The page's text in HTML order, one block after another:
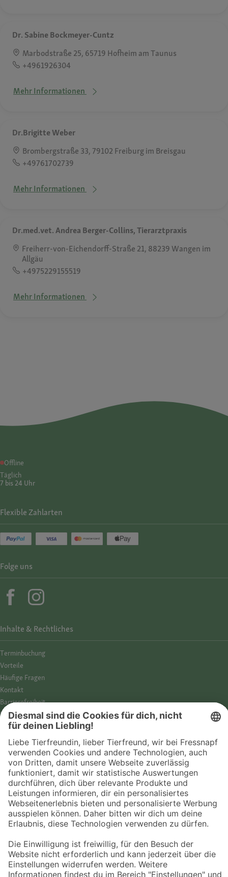
Dr. Sabine Bockmeyer-Cuntz
Marbodstraße 25, 65719 Hofheim am Taunus
+4961926304
Mehr Informationen
Dr.Brigitte Weber
Brombergstraße 33, 79102 Freiburg im Breisgau
+49761702739
Mehr Informationen
Dr.med.vet. Andrea Berger-Collins, Tierarztpraxis
Freiherr-von-Eichendorff-Straße 21, 88239 Wangen im
Allgäu
+4975229155519
Mehr Informationen
Offline
Täglich
7 bis 24 Uhr
© 2026 Fressnapf Tiernahrungs GmbH
Westpreußenstraße 32-38
Inhalte & Rechtliches
Termin­buchung
Vorteile
Häufige Fragen
Kontakt
Barrierefreiheit
Impressum
Datenschutz­hinweise
Cookies
AGB
Entdecke Fressnapf
Tierversicherung
GPS-Tracker
Fressnapf Salon
Flexible Zahlarten
Folge uns